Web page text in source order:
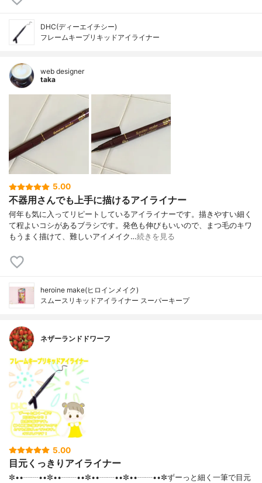
DHC(ディーエイチシー)
フレームキープリキッドアイライナー
web designer
taka
5.00
不器用さんでも上手に描けるアイライナー
何年も気に入ってリピートしているアイライナーです。描きやすい細く
て程よいコシがあるブラシです。発色も伸びもいいので、まつ毛のキワ
もうまく描けて、難しいアイメイク…続きを見る
heroine make(ヒロインメイク)
スムースリキッドアイライナー スーパーキープ
ネザーランドドワーフ
5.00
目元くっきりアイライナー
✼••┈┈••✼••┈┈••✼••┈┈••✼••┈┈••✼ずーっと細く一筆で目元